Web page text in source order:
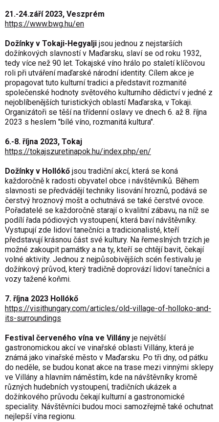
21.-24.září 2023, Veszprém
https://www.bwg.hu/en
Dožínky v Tokaji-Hegyalji jsou jednou z nejstarších
dožínkových slavností v Maďarsku, slaví se od roku 1932,
tedy více než 90 let. Tokajské víno hrálo po staletí klíčovou
roli při utváření maďarské národní identity. Cílem akce je
propagovat tuto kulturní tradici a představit rozmanité
společenské hodnoty světového kulturního dědictví v jedné z
nejoblíbenějších turistických oblastí Maďarska, v Tokaji.
Organizátoři se těší na třídenní oslavy ve dnech 6. až 8. října
2023 s heslem "bílé víno, rozmanitá kultura".
6.-8. října 2023, Tokaj
https://tokajszuretinapok.hu/index.php/en/
Dožínky v Hollókő jsou tradiční akcí, která se koná
každoročně k radosti obyvatel obce i návštěvníků. Během
slavnosti se předvádějí techniky lisování hroznů, podává se
čerstvý hroznový mošt a ochutnává se také čerstvé ovoce.
Pořadatelé se každoročně starají o kvalitní zábavu, na níž se
podílí řada pódiových vystoupení, která baví návštěvníky.
Vystupují zde lidoví tanečníci a tradicionalisté, kteří
představují krásnou část své kultury. Na řemeslných trzích je
možné zakoupit památky a na ty, kteří se chtějí bavit, čekají
volné aktivity. Jednou z nejpůsobivějších scén festivalu je
dožínkový průvod, který tradičně doprovází lidoví tanečníci a
vozy tažené koňmi.
7. října 2023 Hollókő
https://visithungary.com/articles/old-village-of-holloko-and-
its-surroundings
Festival červeného vína ve Villány je největší
gastronomickou akcí ve vinařské oblasti Villány, která je
známá jako vinařské město v Maďarsku. Po tři dny, od pátku
do neděle, se budou konat akce na trase mezi vinnými sklepy
ve Villány a hlavním náměstím, kde na návštěvníky kromě
různých hudebních vystoupení, tradičních ukázek a
dožínkového průvodu čekají kulturní a gastronomické
speciality. Návštěvníci budou moci samozřejmě také ochutnat
nejlepší vína regionu.